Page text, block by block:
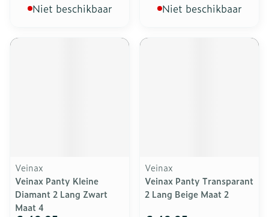
Niet beschikbaar Niet beschikbaar
Veinax
Veinax Panty Kleine
Diamant 2 Lang Zwart
Maat 4
Veinax
Veinax Panty Transparant
2 Lang Beige Maat 2